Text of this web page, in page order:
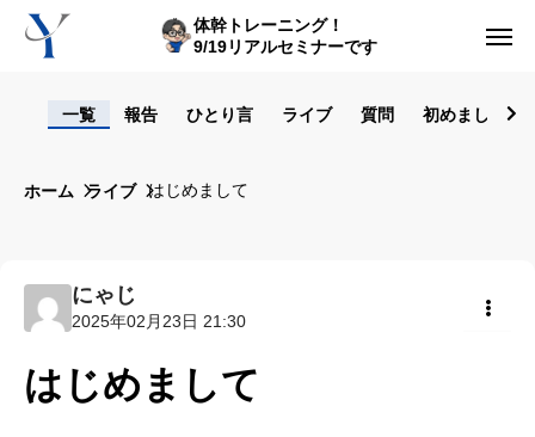
体幹トレーニング！
9/19リアルセミナーです
一覧 報告 ひとり言 ライブ 質問 初めまして！
ホーム ライブ はじめまして
にゃじ
2025年02月23日 21:30
はじめまして
ライブレッスン
入会方法